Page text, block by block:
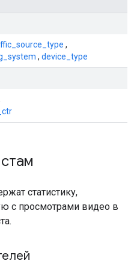
,
, device_type
статистику,
с просмотрами видео в